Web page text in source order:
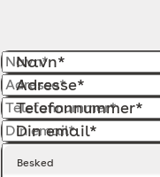
Navn*
Adresse*
Telefonnummer*
Din email*
Besked